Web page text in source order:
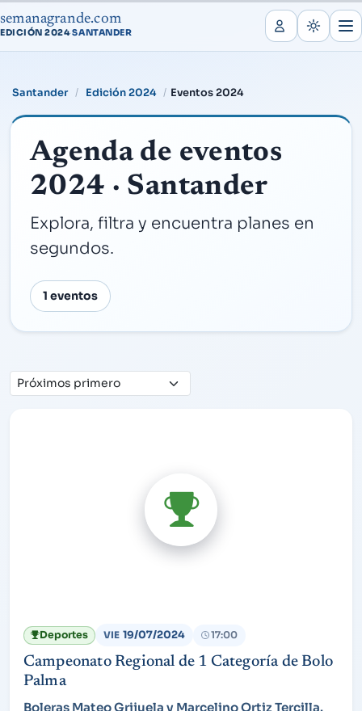
semanagrande.com
EDICIÓN 2024·SANTANDER
Santander Edición 2024 Eventos 2024
Agenda de eventos
2024 · Santander
Explora, filtra y encuentra planes en
segundos.
1 eventos
Ordenar
Deportes VIE 19/07/2024 17:00
Campeonato Regional de 1 Categoría de Bolo
Palma
Boleras Mateo Grijuela y Marcelino Ortiz Tercilla.